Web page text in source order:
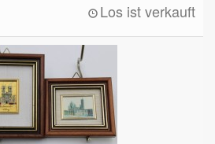
Los ist verkauft